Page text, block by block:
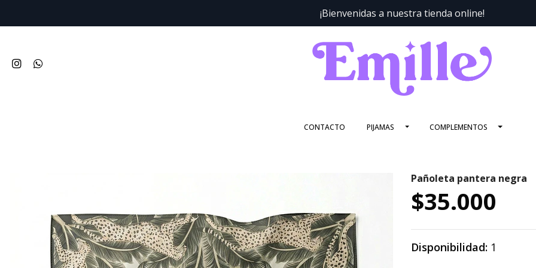
¡Bienvenidas a nuestra tienda online!
CONTACTO PIJAMAS COMPLEMENTOS
Pañoleta pantera negra
$35.000
Disponibilidad: 1